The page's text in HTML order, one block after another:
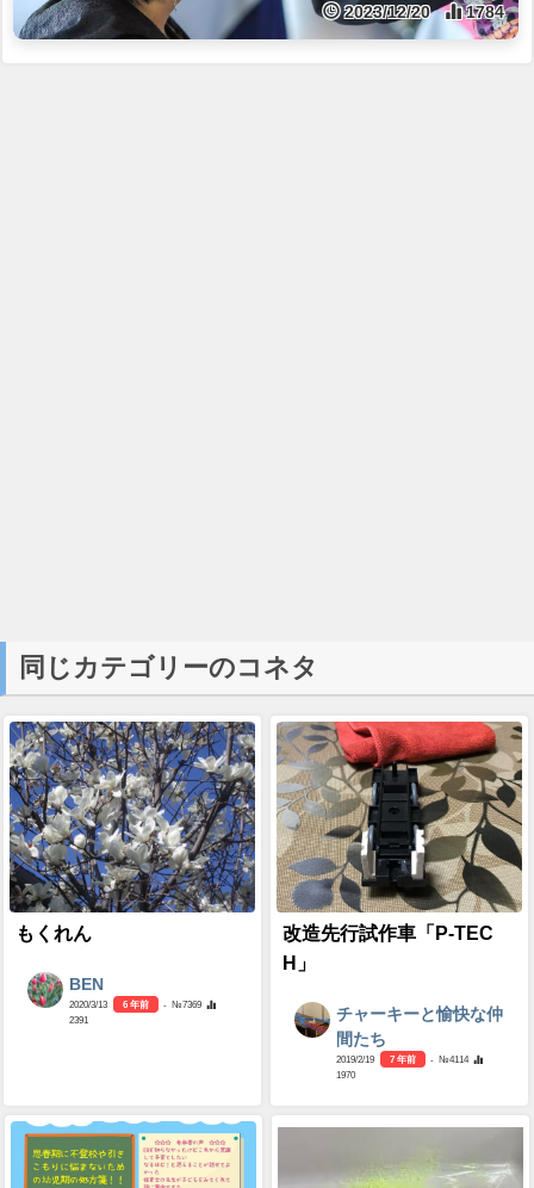
2023/12/20 1784
同じカテゴリーのコネタ
もくれん
BEN
2020/3/13 6 年前
- №7369
2391
改造先行試作車「P-TEC
H」
チャーキーと愉快な仲
間たち
2019/2/19 7 年前
- №4114
1970